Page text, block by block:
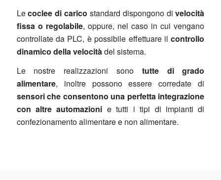
Lecoclee di carico standard dispongono divelocità
fissa o regolabile, oppure, nel caso in cui vengano
controllate da PLC, è possibile effettuare ilcontrollo
dinamico della velocitàdel sistema.
Le nostre realizzazioni sono tutte di grado
alimentare, inoltre possono essere corredate di
sensori che consentono una perfetta integrazione
con altre automazioni e tutti i tipi di impianti di
confezionamento alimentare e non alimentare.